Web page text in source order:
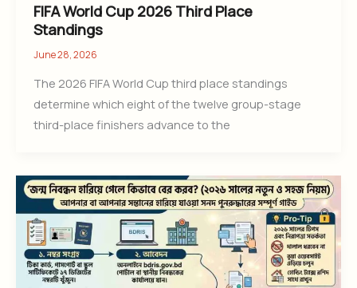
FIFA World Cup 2026 Third Place
Standings
June 28, 2026
The 2026 FIFA World Cup third place standings
determine which eight of the twelve group-stage
third-place finishers advance to the